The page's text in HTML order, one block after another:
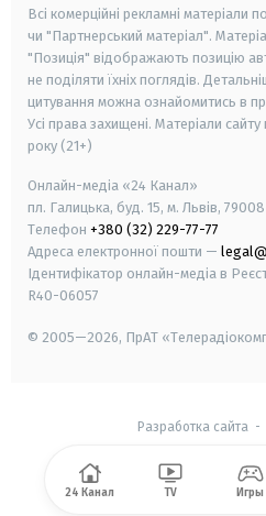
Всі комерційні рекламні матеріали
чи "Партнерський матеріал".
"Позиція" відображають позицію
не поділяти їхніх поглядів.
цитування можна ознайомитись в
Усі права захищені. Матеріали сайту
року (21+)
Онлайн-медіа «24 Канал»
пл. Галицька, буд. 15, м. Львів, 79008
Телефон +380 (32) 229-77-77
Адреса електронної пошти —
Ідентифікатор онлайн-медіа в
R40-06057
© 2005—2026, ПрАТ
Разработка сайта -
24 Канал TV Игры